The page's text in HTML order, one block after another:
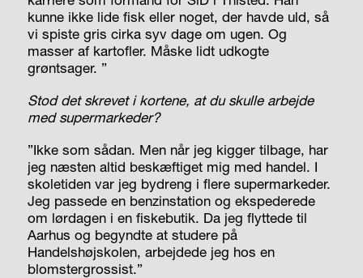
kunne ikke lide fisk eller noget, der havde uld, så
vi spiste gris cirka syv dage om ugen. Og
masser af kartofler. Måske lidt udkogte
grøntsager. ”
Stod det skrevet i kortene, at du skulle arbejde
med supermarkeder?
”Ikke som sådan. Men når jeg kigger tilbage, har
jeg næsten altid beskæftiget mig med handel. I
skoletiden var jeg bydreng i flere supermarkeder.
Jeg passede en benzinstation og ekspederede
om lørdagen i en fiskebutik. Da jeg flyttede til
Aarhus og begyndte at studere på
Handelshøjskolen, arbejdede jeg hos en
blomstergrossist.”